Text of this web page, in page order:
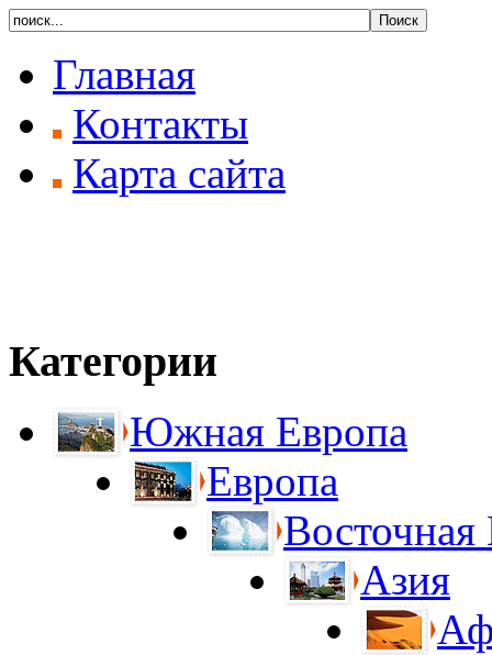
Главная
Контакты
Карта сайта
Категории
Южная Европа
Европа
Восточная
Азия